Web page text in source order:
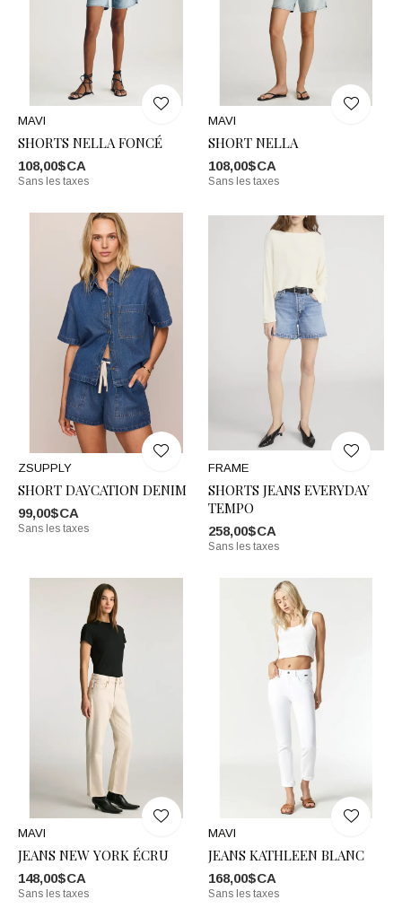
MAVI
SHORTS NELLA FONCÉ
108,00$CA
Sans les taxes
MAVI
SHORT NELLA
108,00$CA
Sans les taxes
ZSUPPLY
SHORT DAYCATION DENIM
99,00$CA
Sans les taxes
FRAME
SHORTS JEANS EVERYDAY
TEMPO
258,00$CA
Sans les taxes
MAVI
JEANS NEW YORK ÉCRU
148,00$CA
Sans les taxes
MAVI
JEANS KATHLEEN BLANC
168,00$CA
Sans les taxes